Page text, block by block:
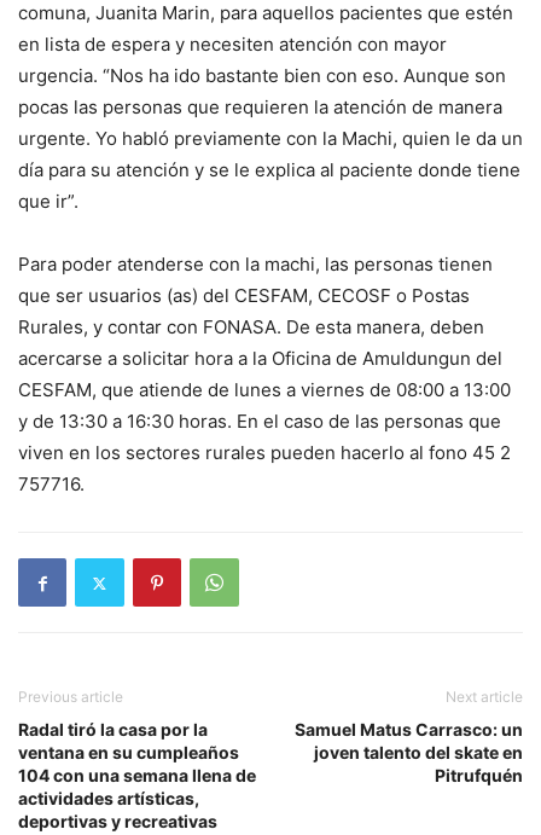
comuna, Juanita Marin, para aquellos pacientes que estén
en lista de espera y necesiten atención con mayor
urgencia. “Nos ha ido bastante bien con eso. Aunque son
pocas las personas que requieren la atención de manera
urgente. Yo habló previamente con la Machi, quien le da un
día para su atención y se le explica al paciente donde tiene
que ir”.
Para poder atenderse con la machi, las personas tienen
que ser usuarios (as) del CESFAM, CECOSF o Postas
Rurales, y contar con FONASA. De esta manera, deben
acercarse a solicitar hora a la Oficina de Amuldungun del
CESFAM, que atiende de lunes a viernes de 08:00 a 13:00
y de 13:30 a 16:30 horas. En el caso de las personas que
viven en los sectores rurales pueden hacerlo al fono 45 2
757716.
Previous article
Radal tiró la casa por la
ventana en su cumpleaños
104 con una semana llena de
actividades artísticas,
deportivas y recreativas
Next article
Samuel Matus Carrasco: un
joven talento del skate en
Pitrufquén